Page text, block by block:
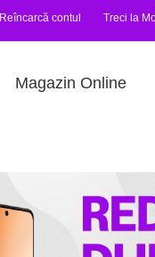
Reîncarcă contul Treci la
Magazin Online